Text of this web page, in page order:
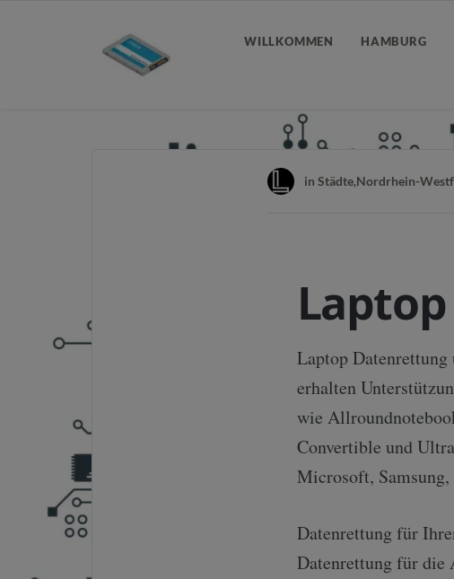
WILLKOMMEN HAMBURG
in Städte,Nordrhein-
Laptop
erhalten
wie
Convertible und
Microsoft,
Datenrettung für
Datenrettung für die